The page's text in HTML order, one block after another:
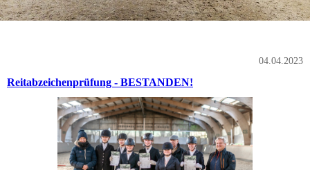
04.04.2023
Reitabzeichenprüfung - BESTANDEN!